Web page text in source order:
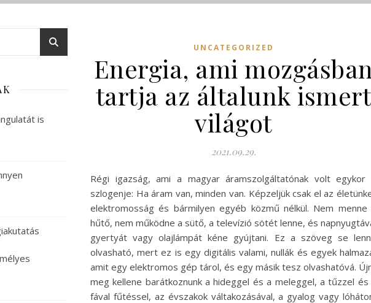
is
UNCATEGORIZED
Energia, ami mozgásban
tartja az általunk ismert
világot
2021.09.29.
Régi igazság, ami a magyar áramszolgáltatónak volt egykor
szlogenje: Ha áram van, minden van. Képzeljük csak el az
elektromosság és bármilyen egyéb közmű nélkül. Nem menne
hűtő, nem működne a sütő, a televízió sötét lenne, és
gyertyát vagy olajlámpát kéne gyújtani. Ez a szöveg se
olvasható, mert ez is egy digitális valami, nullák és egyek
amit egy elektromos gép tárol, és egy másik tesz olvashatóvá.
meg kellene barátkoznunk a hideggel és a meleggel, a tűzzel és
fával fűtéssel, az évszakok váltakozásával, a gyalog vagy